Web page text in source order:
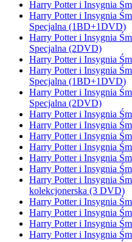
Harry Potter i Insygnia
Harry Potter i Insygnia
Specjalna (1BD+1DVD)
Harry Potter i Insygnia
Specjalna (2DVD)
Harry Potter i Insygnia
Harry Potter i Insygnia
Specjalna (1BD+1DVD)
Harry Potter i Insygnia
Specjalna (2DVD)
Harry Potter i Insygnia
Harry Potter i Insygnia
Harry Potter i Insygnia
Harry Potter i Insygnia
Harry Potter i Insygnia
Harry Potter i Insygnia
Harry Potter i Insygnia
kolekcjonerska (3 DVD)
Harry Potter i Insygnia
Harry Potter i Insygnia
Harry Potter i Insygnia
Harry Potter i Insygnia